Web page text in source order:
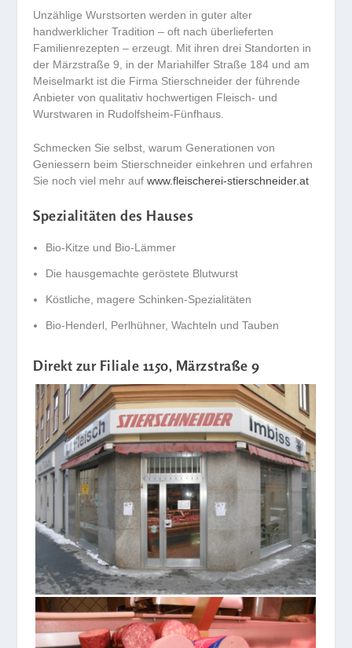
Unzählige Wurstsorten werden in guter alter
handwerklicher Tradition – oft nach überlieferten
Familienrezepten – erzeugt. Mit ihren drei Standorten in
der Märzstraße 9, in der Mariahilfer Straße 184 und am
Meiselmarkt ist die Firma Stierschneider der führende
Anbieter von qualitativ hochwertigen Fleisch- und
Wurstwaren in Rudolfsheim-Fünfhaus.
Schmecken Sie selbst, warum Generationen von
Geniessern beim Stierschneider einkehren und erfahren
Sie noch viel mehr aufwww.fleischerei-stierschneider.at
Spezialitäten des Hauses
Bio-Kitze und Bio-Lämmer
Die hausgemachte geröstete Blutwurst
Köstliche, magere Schinken-Spezialitäten
Bio-Henderl, Perlhühner, Wachteln und Tauben
Direkt zur Filiale 1150, Märzstraße 9